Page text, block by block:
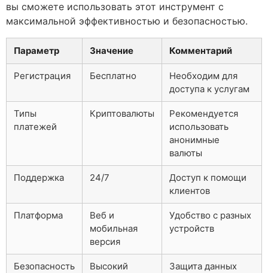
вы сможете использовать этот инструмент с
максимальной эффективностью и безопасностью.
Параметр Значение Комментарий
Регистрация Бесплатно
Необходим для
доступа к услугам
Типы
платежей
Криптовалюты
Рекомендуется
использовать
анонимные
валюты
Поддержка 24/7
Доступ к помощи
клиентов
Платформа
Веб и
мобильная
версия
Удобство с разных
устройств
Безопасность
Высокий
Защита данных